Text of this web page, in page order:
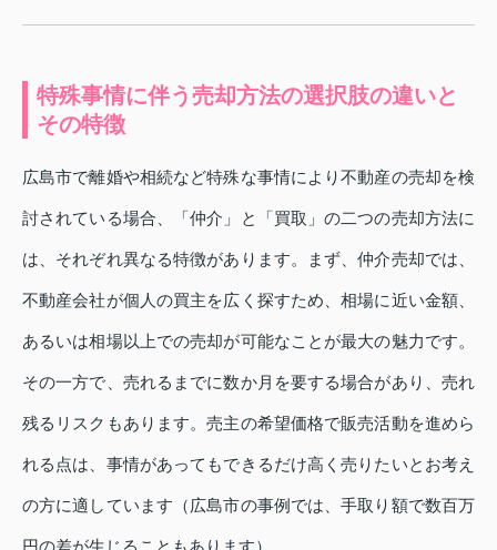
特殊事情に伴う売却方法の選択肢の違いと
その特徴
広島市で離婚や相続など特殊な事情により不動産の売却を検
討されている場合、「仲介」と「買取」の二つの売却方法に
は、それぞれ異なる特徴があります。まず、仲介売却では、
不動産会社が個人の買主を広く探すため、相場に近い金額、
あるいは相場以上での売却が可能なことが最大の魅力です。
その一方で、売れるまでに数か月を要する場合があり、売れ
残るリスクもあります。売主の希望価格で販売活動を進めら
れる点は、事情があってもできるだけ高く売りたいとお考え
の方に適しています（広島市の事例では、手取り額で数百万